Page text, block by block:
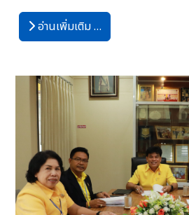
อ่านเพิ่มเติม …